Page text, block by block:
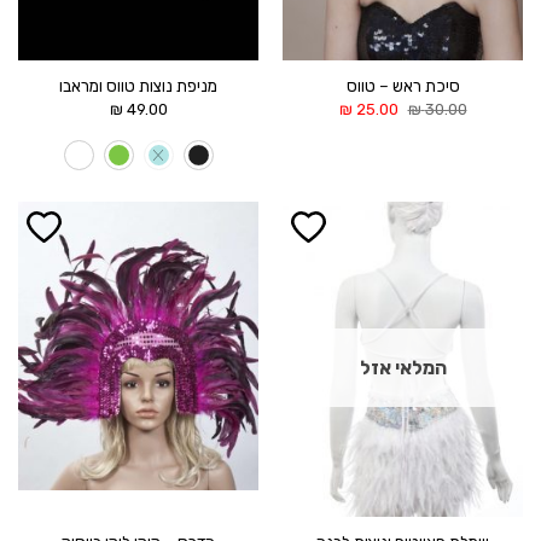
סיכת ראש – טווס
30.00
₪ המחיר
25.00
₪
מניפת נוצות טווס ומראבו
49.00
₪
המלאי אזל
הוסף ל
WISHLIST